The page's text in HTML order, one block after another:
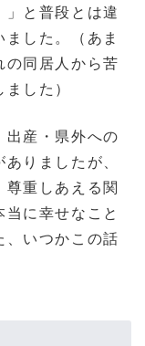
と普段とは違
した。（あま
の同居人から苦
した）
産・県外への
りましたが、
重しあえる関
に幸せなこと
いつかこの話